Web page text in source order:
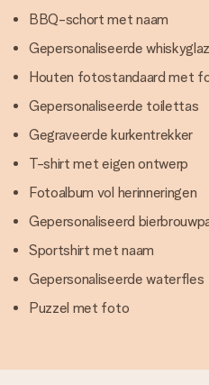
BBQ-schort met naam
Gepersonaliseerde
Houten fotostandaard met
Gepersonaliseerde toilettas
Gegraveerde kurkentrekker
T-shirt met eigen ontwerp
Fotoalbum vol herinneringen
Gepersonaliseerd
Sportshirt met naam
Gepersonaliseerde waterfles
Puzzel met foto